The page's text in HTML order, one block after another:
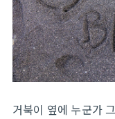
거북이 옆에 누군가